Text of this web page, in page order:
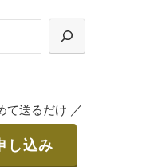
込」からお選び
て送るだけ ／
し込み